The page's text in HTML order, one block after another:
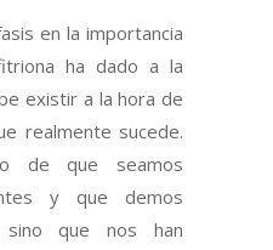
en la importancia
ha dado a la
existir a la hora de
realmente sucede.
de que seamos
y que demos
sino que nos han